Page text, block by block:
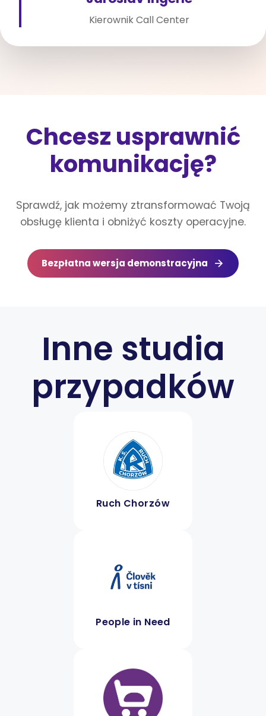
Kierownik Call Center
Chcesz usprawnić
komunikację?
Sprawdź, jak możemy ztransformować Twoją
obsługę klienta i obniżyć koszty operacyjne.
Bezpłatna wersja demonstracyjna
Inne studia
przypadków
Ruch Chorzów
People in Need